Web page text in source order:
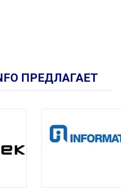
ПРЕДЛАГАЕТ